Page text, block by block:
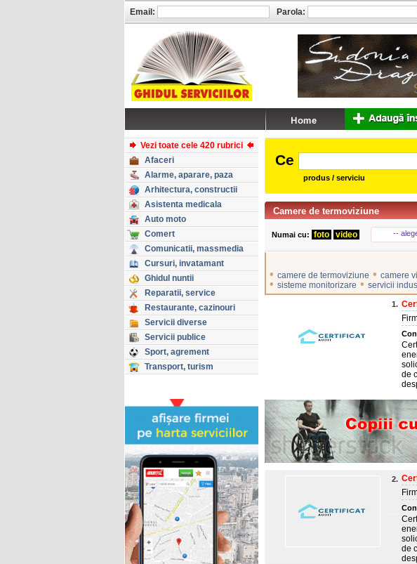
Vezi toate cele 420 rubrici
Afaceri
Alarme, aparare, paza
Arhitectura, constructii
Asistenta medicala
Auto moto
Comert
Comunicatii, massmedia
Cursuri, invatamant
Ghidul nuntii
Reparatii, service
Restaurante, cazinouri
Servicii diverse
Servicii publice
Sport, agrement
Transport, turism
Ce
produs / serviciu
Camere de termoviziune
Numai cu: foto video --
• camere de termoviziune • camere
• sisteme monitorizare • servicii
1.
de
2.
de
Email: Parola: